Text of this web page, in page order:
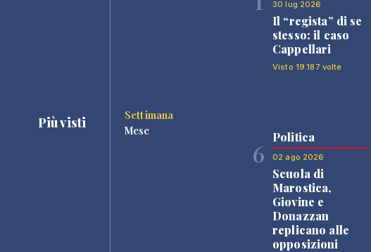
Più visti
Settimana
Mese
30 lug 2026
Il “regista” di se
stesso: il caso
Cappellari
Visto 19.187 volte
6
Politica
02 ago 2026
Scuola di
Marostica,
Giovine e
Donazzan
replicano alle
opposizioni